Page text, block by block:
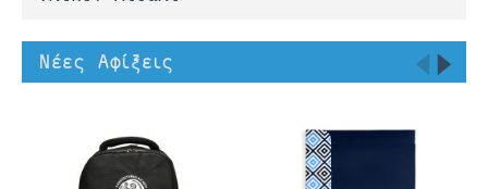
Νέες Αφίξεις